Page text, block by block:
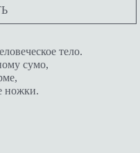
тело.
сумо,
ножки.